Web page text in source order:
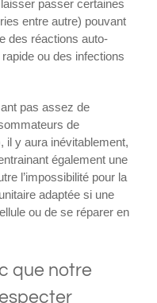
passer certaines
entre autre) pouvant
des réactions auto-
ou des infections
pas assez de
de
il y aura inévitablement,
également une
l’impossibilité pour la
adaptée si une
ou de se réparer en
que notre